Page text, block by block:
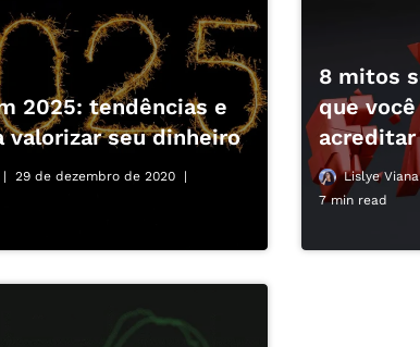
2025: tendências e
valorizar seu dinheiro
29 de dezembro de 2020
8 mitos
que
acreditar
Lislye Viana
7 min read